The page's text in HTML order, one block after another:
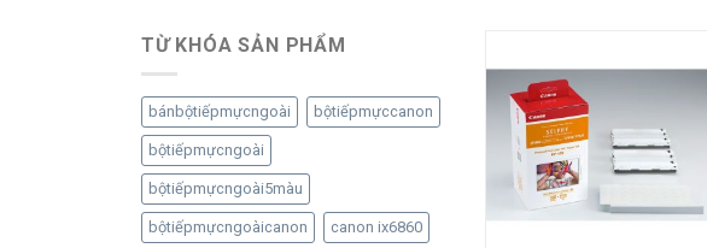
TỪ KHÓA SẢN PHẨM
bánbộtiếpmựcngoài bộtiếpmựccanon
bộtiếpmựcngoài
bộtiếpmựcngoài5màu
bộtiếpmựcngoàicanon canon ix6860